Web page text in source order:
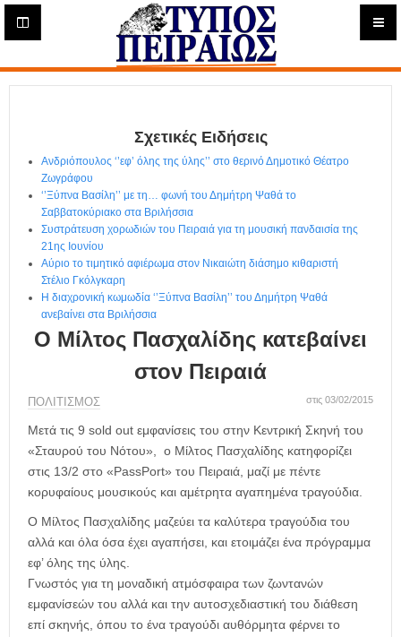
Η
ε
ρ
Σχετικές Ειδήσεις
Ανδριόπουλος ‘’εφ’ όλης της ύλης’’ στο θερινό Δημοτικό Θέατρο
Ζωγράφου
‘’Ξύπνα Βασίλη’’ με τη… φωνή του Δημήτρη Ψαθά το
Σαββατοκύριακο στα Βριλήσσια
Συστράτευση χορωδιών του Πειραιά για τη μουσική πανδαισία της
21ης Ιουνίου
Αύριο το τιμητικό αφιέρωμα στον Νικαιώτη διάσημο κιθαριστή
Στέλιο Γκόλγκαρη
Η διαχρονική κωμωδία ‘’Ξύπνα Βασίλη’’ του Δημήτρη Ψαθά
ανεβαίνει στα Βριλήσσια
Ο Μίλτος Πασχαλίδης κατεβαίνει
στον Πειραιά
ΠΟΛΙΤΙΣΜΟΣ στις 03/02/2015
Μετά τις 9 sold out εμφανίσεις του στην Κεντρική Σκηνή του
«Σταυρού του Νότου», ο Μίλτος Πασχαλίδης κατηφορίζει
στις 13/2 στο «PassPort» του Πειραιά, μαζί με πέντε
κορυφαίους μουσικούς και αμέτρητα αγαπημένα τραγούδια.
Ο Μίλτος Πασχαλίδης μαζεύει τα καλύτερα τραγούδια του
αλλά και όλα όσα έχει αγαπήσει, και ετοιμάζει ένα πρόγραμμα
εφ’ όλης της ύλης.
Γνωστός για τη μοναδική ατμόσφαιρα των ζωντανών
εμφανίσεών του αλλά και την αυτοσχεδιαστική του διάθεση
επί σκηνής, όπου το ένα τραγούδι αυθόρμητα φέρνει το